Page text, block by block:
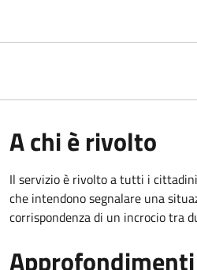
A chi è rivolto
Il servizio è rivolto a tutti i
che intendono segnalare una
corrispondenza di un incrocio tra
Approfondimenti